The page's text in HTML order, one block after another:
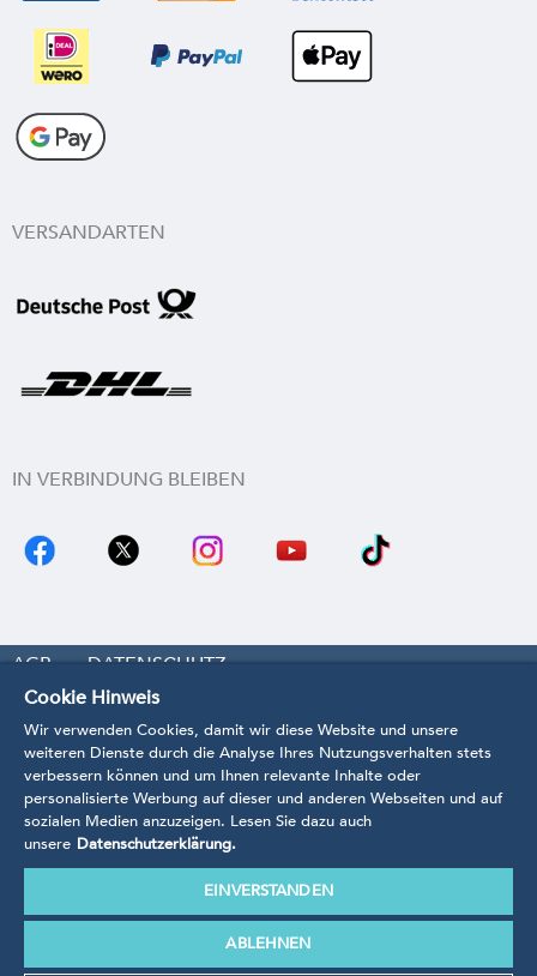
VERSANDARTEN
IN VERBINDUNG BLEIBEN
AGB
DATENSCHUTZ
COOKIE-EINSTELLUNGEN
IMPRESSUM
KONTAKT
BARRIEREFREIHEIT
VERTRAG WIDERRUFEN
* Preise inkl. MwSt.zzgl. Bearbeitungs- und Versandkosten.
Unsere Produkte werden anhand der Richtlinien,
Verordnungen und Normen nach EU-Recht angefertigt.
Cookie Hinweis
Wir verwenden Cookies, damit wir diese Website und unsere
weiteren Dienste durch die Analyse Ihres Nutzungsverhalten stets
verbessern können und um Ihnen relevante Inhalte oder
personalisierte Werbung auf dieser und anderen Webseiten und auf
sozialen Medien anzuzeigen. Lesen Sie dazu auch
unsere Datenschutzerklärung.
EINVERSTANDEN
ABLEHNEN